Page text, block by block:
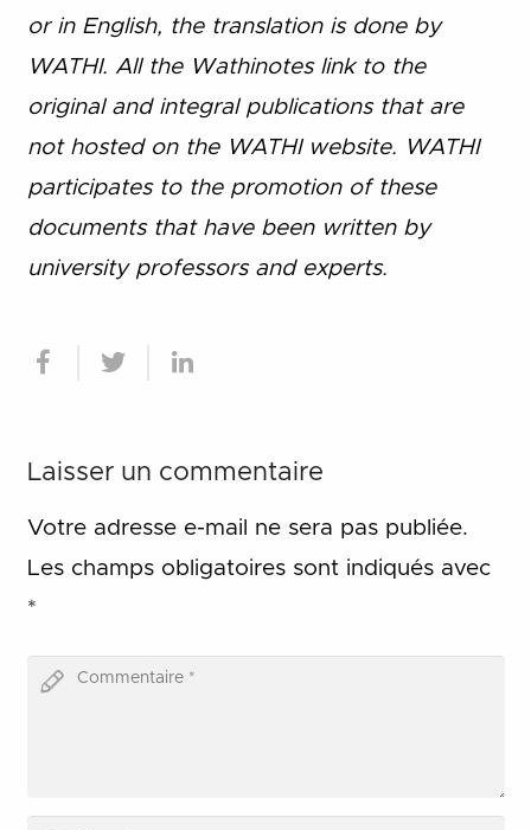
or in English, the translation is done by
WATHI. All the Wathinotes link to the
original and integral publications that are
not hosted on the WATHI website. WATHI
participates to the promotion of these
documents that have been written by
university professors and experts.
Laisser un commentaire
Votre adresse e-mail ne sera pas publiée.
Les champs obligatoires sont indiqués avec
*